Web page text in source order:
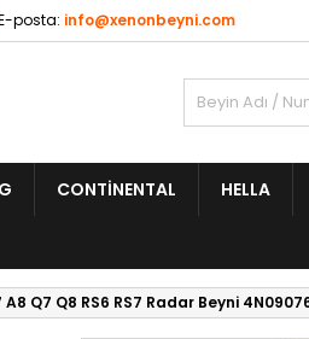
posta: info@xenonbeyni.com
CONTINENTAL HELLA
Q7 Q8 RS6 RS7 Radar Beyni